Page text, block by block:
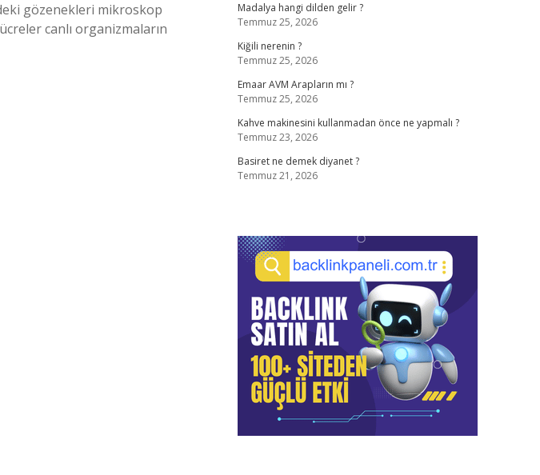
gözenekleri mikroskop
canlı organizmaların
Madalya hangi dilden gelir ?
Temmuz 25, 2026
Kiğili nerenin ?
Temmuz 25, 2026
Emaar AVM Arapların mı ?
Temmuz 25, 2026
Kahve makinesini kullanmadan önce ne yapmalı ?
Temmuz 23, 2026
Basiret ne demek diyanet ?
Temmuz 21, 2026